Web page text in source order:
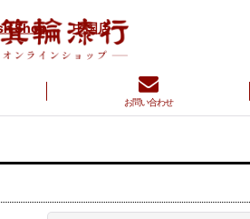
Shop 中国店
お問い合わせ